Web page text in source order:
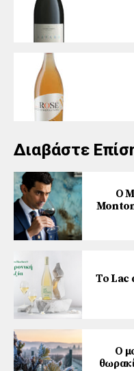
Διαβάστε
Ο
Το Lac
Ο